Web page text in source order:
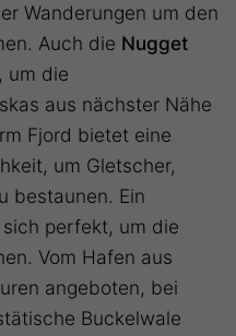
Wanderungen um den
Auch die Nugget
um die
aus nächster Nähe
Fjord bietet eine
um Gletscher,
bestaunen. Ein
perfekt, um die
Vom Hafen aus
angeboten, bei
Buckelwale